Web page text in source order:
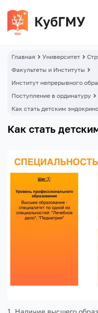
Главная Университет
Факультеты и Институты
Институт непрерывного
Поступление в ординатуру
Как стать детским
Как стать
1. Наличие высшего